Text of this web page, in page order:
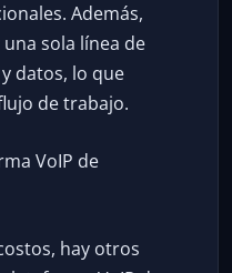
Además,
sola línea de
datos, lo que
de trabajo.
VoIP de
hay otros